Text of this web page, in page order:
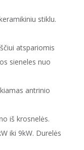
stiklu.
atspariomis
sieneles nuo
antrinio
iš krosnelės.
iki 9kW. Durelės